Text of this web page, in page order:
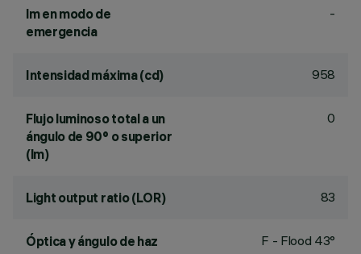
lm en modo de
emergencia
-
Intensidad máxima (cd) 958
Flujo luminoso total a un
ángulo de 90° o superior
(lm)
0
Light output ratio (LOR) 83
Óptica y ángulo de haz F - Flood 43°